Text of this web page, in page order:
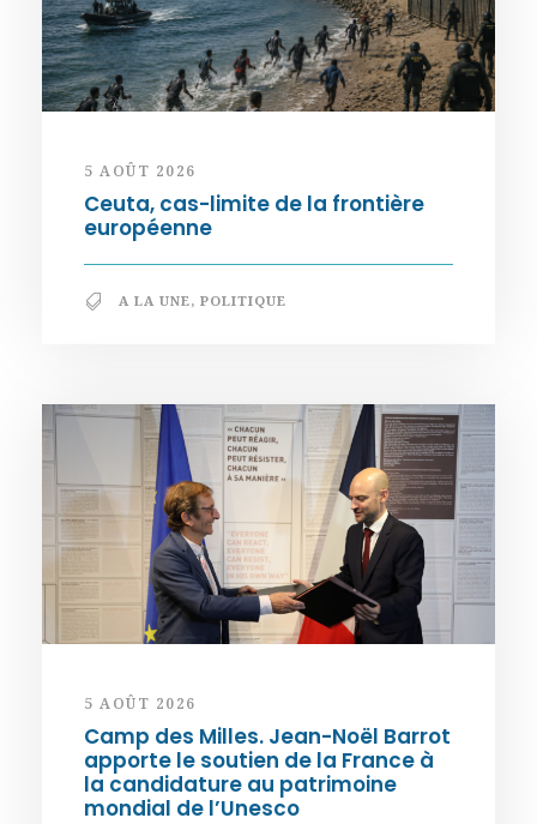
5 AOÛT 2026
Ceuta, cas-limite de la frontière
européenne
A LA UNE, POLITIQUE
5 AOÛT 2026
Camp des Milles. Jean-Noël Barrot
apporte le soutien de la France à
la candidature au patrimoine
mondial de l’Unesco